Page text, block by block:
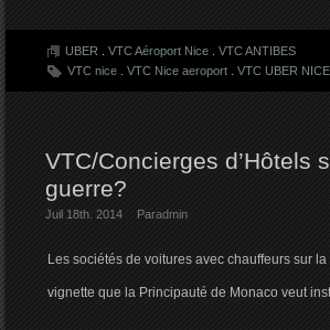
UBER . VTC Aéroport Nice . VTC ANTIBES
VTC nice . VTC Nice aeroport . VTC UBER
VTC/Concierges d’Hôtels
guerre?
Juil 18th. 2014 Paradmin
Les sociétés de voitures avec chauffeurs sur
vignette que la Principauté de Monaco veut